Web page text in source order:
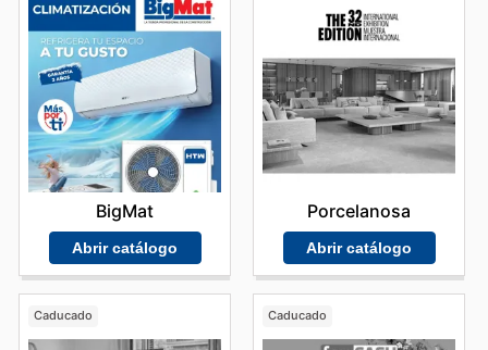
BigMat
Abrir catálogo
Porcelanosa
Abrir catálogo
Caducado Caducado